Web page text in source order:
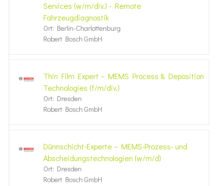
Services (w/m/div.) - Remote
Fahrzeugdiagnostik
Ort: Berlin-Charlottenburg
Robert Bosch GmbH
Thin Film Expert – MEMS Process & Deposition
Technologies (f/m/div.)
Ort: Dresden
Robert Bosch GmbH
Dünnschicht-Experte – MEMS-Prozess- und
Abscheidungstechnologien (w/m/d)
Ort: Dresden
Robert Bosch GmbH